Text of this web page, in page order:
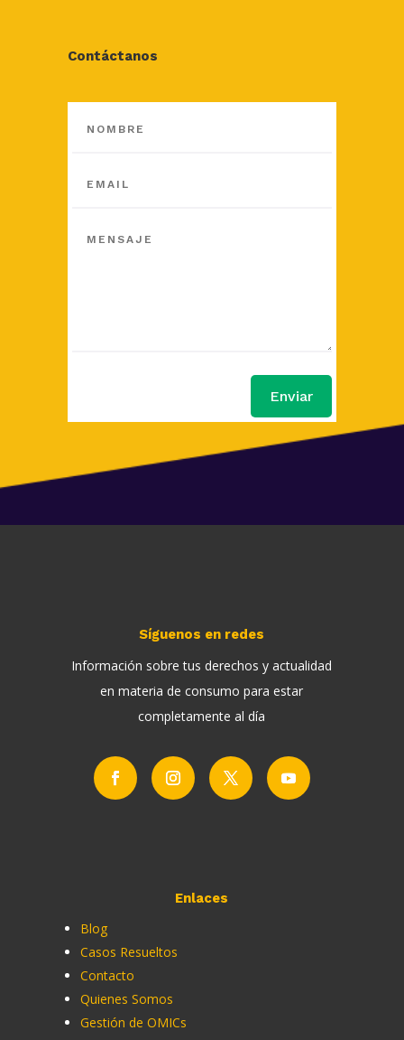
Contáctanos
Enviar
Síguenos en redes
Información sobre tus derechos y actualidad
en materia de consumo para estar
completamente al día
Enlaces
Blog
Casos Resueltos
Contacto
Quienes Somos
Gestión de OMICs